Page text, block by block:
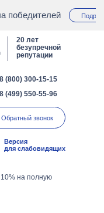
победителей
20 лет
безупречной
репутации
8 (800) 300-15-15
8 (499) 550-55-96
Обратный звонок
Версия
для слабовидящих
на полную